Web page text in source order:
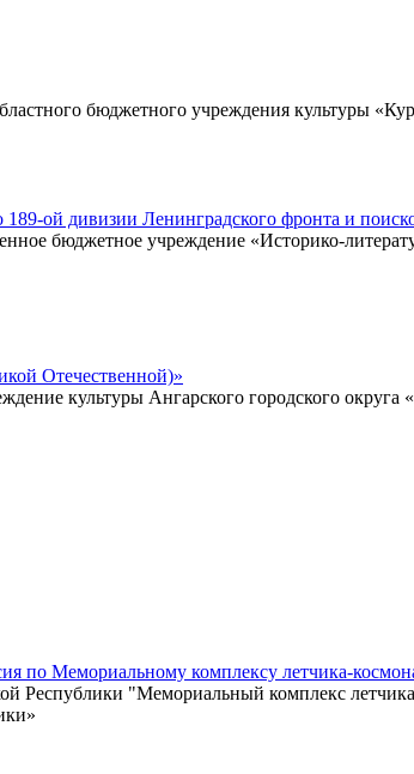
бюджетного учреждения культуры
189-ой дивизии Ленинградского фронта и
бюджетное учреждение «Историко-
Отечественной)»
культуры Ангарского городского округа
по Мемориальному комплексу летчика-
Республики "Мемориальный комплекс